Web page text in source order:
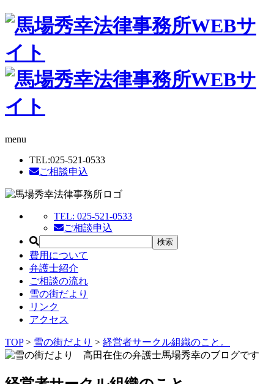
menu
TEL:025-521-0533
ご相談申込
TEL: 025-521-0533
ご相談申込
費用について
弁護士紹介
ご相談の流れ
雪の街だより
リンク
アクセス
TOP> 雪の街だより > 経営者サークル組織のこと。